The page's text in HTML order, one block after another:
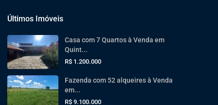
Últimos Imóveis
Casa com 7 Quartos à Venda em
Quint...
R$ 1.200.000
Fazenda com 52 alqueires à Venda
em...
R$ 9.100.000